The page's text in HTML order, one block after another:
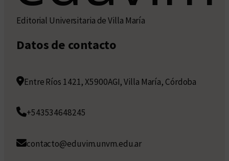
Editorial Universitaria de Villa María
Datos de contacto
Entre Ríos 1421, X5900AGI, Villa María, Córdoba
+543534648245
contacto@eduvim.unvm.edu.ar